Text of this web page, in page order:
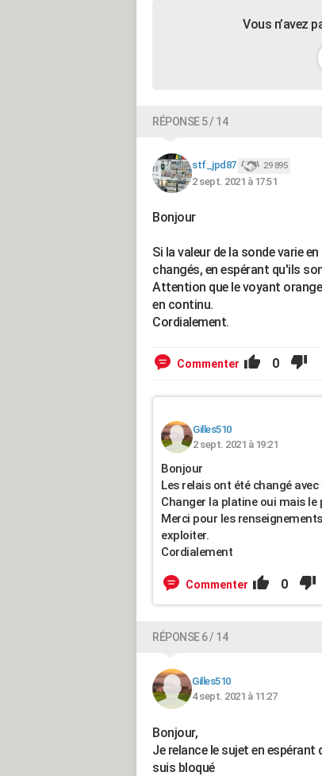
Vous n’avez
RÉPONSE 5 / 14
stf_jpd87 29 895
2 sept. 2021 à 17:51
Bonjour
Si la valeur de la sonde varie
changés, en espérant qu'ils
Attention que le voyant
en continu.
Cordialement.
Commenter 0
Gilles510
2 sept. 2021 à 19:21
Bonjour
Les relais ont été changé
Changer la platine oui mais
Merci pour les
exploiter.
Cordialement
Commenter 0
RÉPONSE 6 / 14
Gilles510
4 sept. 2021 à 11:27
Bonjour,
Je relance le sujet en
suis bloqué